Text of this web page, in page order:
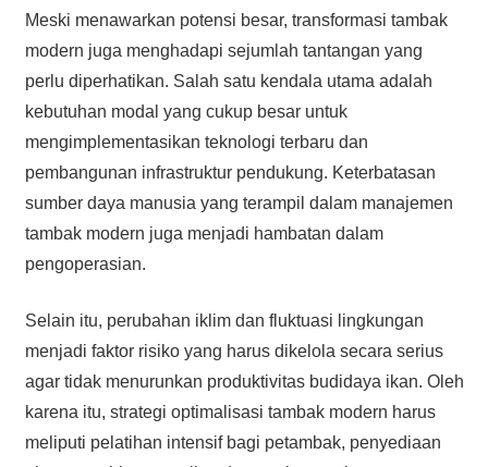
Meski menawarkan potensi besar, transformasi tambak
modern juga menghadapi sejumlah tantangan yang
perlu diperhatikan. Salah satu kendala utama adalah
kebutuhan modal yang cukup besar untuk
mengimplementasikan teknologi terbaru dan
pembangunan infrastruktur pendukung. Keterbatasan
sumber daya manusia yang terampil dalam manajemen
tambak modern juga menjadi hambatan dalam
pengoperasian.
Selain itu, perubahan iklim dan fluktuasi lingkungan
menjadi faktor risiko yang harus dikelola secara serius
agar tidak menurunkan produktivitas budidaya ikan. Oleh
karena itu, strategi optimalisasi tambak modern harus
meliputi pelatihan intensif bagi petambak, penyediaan